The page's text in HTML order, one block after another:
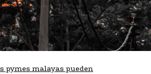
pymes malayas pueden